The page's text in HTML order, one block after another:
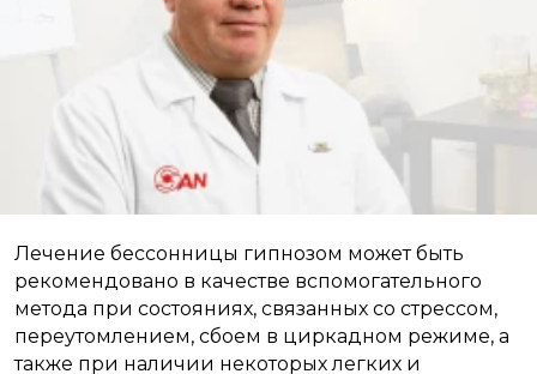
Лечение бессонницы гипнозом может быть
рекомендовано в качестве вспомогательного
метода при состояниях, связанных со стрессом,
переутомлением, сбоем в циркадном режиме, а
также при наличии некоторых легких и